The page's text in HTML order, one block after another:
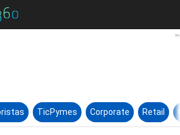
Tech Data amplía a más
TicPymes Corporate Retail